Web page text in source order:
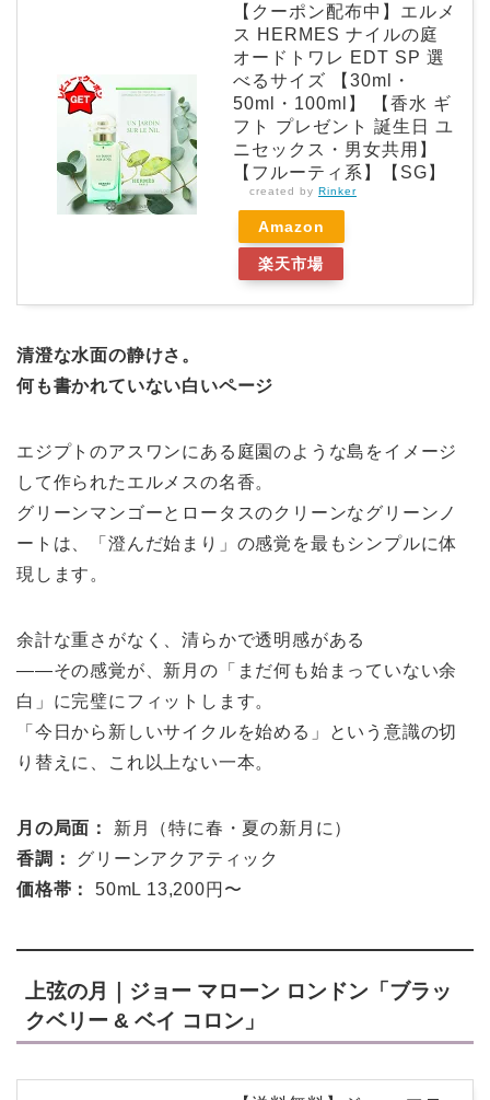
【クーポン配布中】エルメ
ス HERMES ナイルの庭
オードトワレ EDT SP 選
べるサイズ 【30ml・
50ml・100ml】 【香水 ギ
フト プレゼント 誕生日 ユ
ニセックス・男女共用】
【フルーティ系】【SG】
created by Rinker
Amazon
楽天市場
清澄な水面の静けさ。
何も書かれていない白いページ
エジプトのアスワンにある庭園のような島をイメージ
して作られたエルメスの名香。
グリーンマンゴーとロータスのクリーンなグリーンノ
ートは、「澄んだ始まり」の感覚を最もシンプルに体
現します。
余計な重さがなく、清らかで透明感がある
——その感覚が、新月の「まだ何も始まっていない余
白」に完璧にフィットします。
「今日から新しいサイクルを始める」という意識の切
り替えに、これ以上ない一本。
月の局面：
新月（特に春・夏の新月に）
香調：
グリーンアクアティック
価格帯：
50mL 13,200円〜
上弦の月｜ジョー マローン ロンドン「ブラッ
クベリー & ベイ コロン」